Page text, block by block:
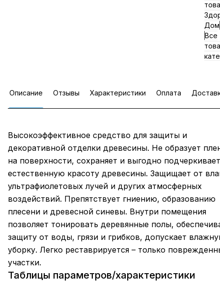
Дом
Все
Описание Отзывы Характеристики Оплата
Высокоэффективное средство для защиты и
декоративной отделки древесины. Не образует
на поверхности, сохраняет и выгодно подчеркивает
естественную красоту древесины. Защищает от
ультрафиолетовых лучей и других атмосферных
воздействий. Препятствует гниению, образованию
плесени и древесной синевы. Внутри помещения
позволяет тонировать деревянные полы,
защиту от воды, грязи и грибков, допускает
уборку. Легко реставрируется – только
участки.
Таблицы параметров/характеристики